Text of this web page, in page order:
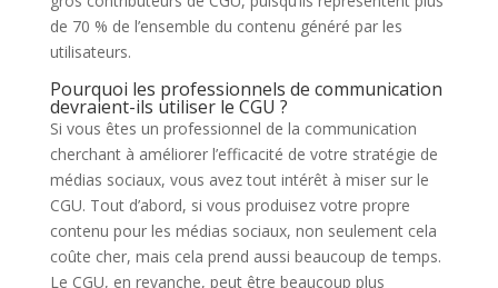
de 70 % de l’ensemble du contenu généré par les
utilisateurs.
Pourquoi les professionnels de communication
devraient-ils utiliser le CGU ?
Si vous êtes un professionnel de la communication
cherchant à améliorer l’efficacité de votre stratégie de
médias sociaux, vous avez tout intérêt à miser sur le
CGU. Tout d’abord, si vous produisez votre propre
contenu pour les médias sociaux, non seulement cela
coûte cher, mais cela prend aussi beaucoup de temps.
Le CGU, en revanche, peut être beaucoup plus